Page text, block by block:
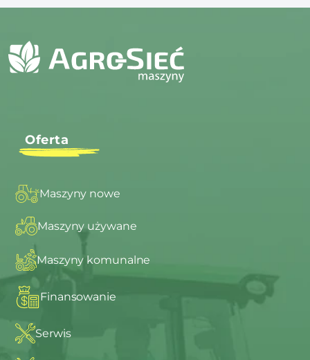
Oferta
Maszyny nowe
Maszyny używane
Maszyny komunalne
Finansowanie
Serwis